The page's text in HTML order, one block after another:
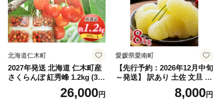
マスカット 贈答 ギフト 産地
笛吹市 シャインマスカット
笛吹 葡萄 国産 ぶどう 人気
国産 1.2kg 先行｜
北海道仁木町
2027年発送 北海道 仁木町産
さくらんぼ 紅秀峰 1.2kg (300
g×4パック) Lサイズ以上 旬
桜桃 産地直送 サクランボ チ
26,000円
愛媛県愛南町
【先行予約：2026年12月中旬
～発送】 訳あり 土佐 文旦 8k
g (Mサイズ以上サイズミック
ス) 8000円 わけあり ぶんた
8,000円